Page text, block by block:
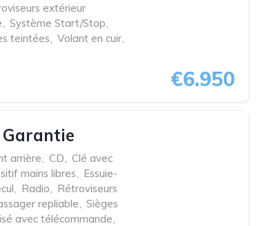
extérieur
, Système Start/Stop,
teintées, Volant en cuir,
€6.950
arrière, CD, Clé avec
mains libres, Essuie-
, Radio, Rétroviseurs
repliable, Sièges
avec télécommande,